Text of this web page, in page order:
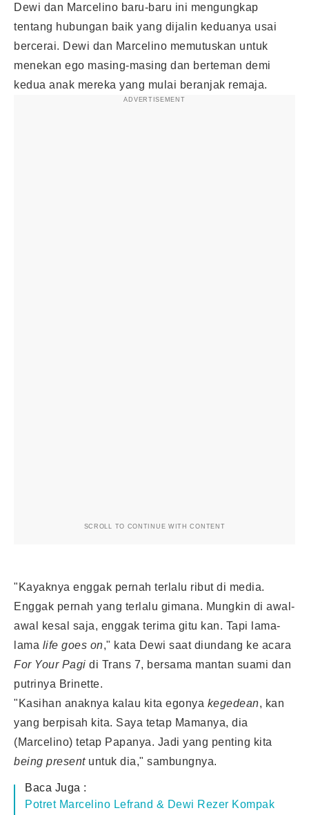
Dewi dan Marcelino baru-baru ini mengungkap
tentang hubungan baik yang dijalin keduanya usai
bercerai. Dewi dan Marcelino memutuskan untuk
menekan ego masing-masing dan berteman demi
kedua anak mereka yang mulai beranjak remaja.
ADVERTISEMENT
SCROLL TO CONTINUE WITH CONTENT
"Kayaknya enggak pernah terlalu ribut di media.
Enggak pernah yang terlalu gimana. Mungkin di awal-
awal kesal saja, enggak terima gitu kan. Tapi lama-
lama life goes on," kata Dewi saat diundang ke acara
For Your Pagi di Trans 7, bersama mantan suami dan
putrinya Brinette.
"Kasihan anaknya kalau kita egonya kegedean, kan
yang berpisah kita. Saya tetap Mamanya, dia
(Marcelino) tetap Papanya. Jadi yang penting kita
being presentuntuk dia," sambungnya.
Baca Juga :
Potret Marcelino Lefrand & Dewi Rezer Kompak